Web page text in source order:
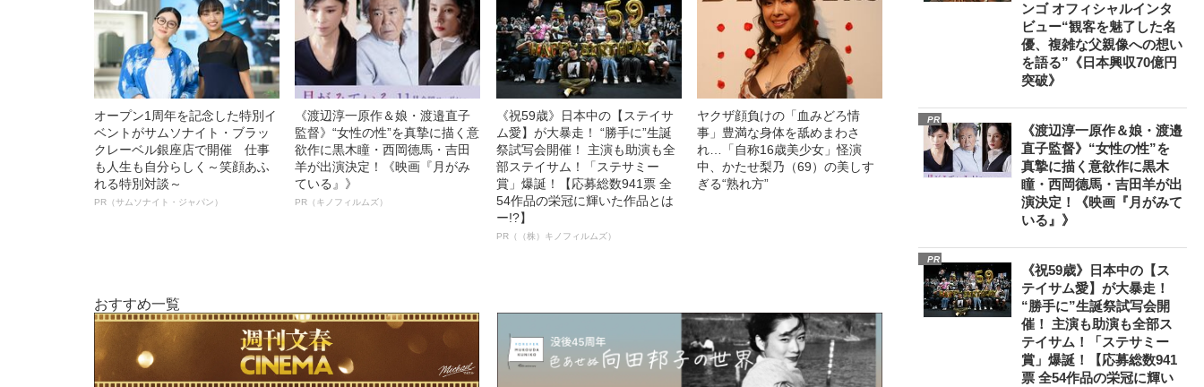
オープン1周年を記念した特別イ
ベントがサムソナイト・ブラッ
クレーベル銀座店で開催 仕事
も人生も自分らしく～笑顔あふ
れる特別対談～
PR（サムソナイト・ジャパン）
《渡辺淳一原作＆娘・渡邉直子
監督》“女性の性”を真摯に描く意
欲作に黒木瞳・西岡德馬・吉田
羊が出演決定！《映画『月がみ
ている』》
PR（キノフィルムズ）
《祝59歳》日本中の【ステイサ
ム愛】が大暴走！ “勝手に”生誕
祭試写会開催！ 主演も助演も全
部ステイサム！「ステサミー
賞」爆誕！【応募総数941票 全
54作品の栄冠に輝いた作品とは
ー!?】
PR（（株）キノフィルムズ）
ヤクザ顔負けの「血みどろ情
事」豊満な身体を舐めまわさ
れ…「自称16歳美少女」怪演
中、かたせ梨乃（69）の美しす
ぎる“熟れ方”
おすすめ一覧
ンゴ オフィシャルインタ
ビュー“観客を魅了した名
優、複雑な父親像への想い
を語る”《日本興収70億円
突破》
PR
《渡辺淳一原作＆娘・渡邉
直子監督》“女性の性”を
真摯に描く意欲作に黒木
瞳・西岡德馬・吉田羊が出
演決定！《映画『月がみて
いる』》
PR
《祝59歳》日本中の【ス
テイサム愛】が大暴走！
“勝手に”生誕祭試写会開
催！ 主演も助演も全部ス
テイサム！「ステサミー
賞」爆誕！【応募総数941
票 全54作品の栄冠に輝い